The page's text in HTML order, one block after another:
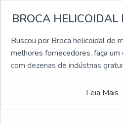
BROCA HELICOIDAL
Buscou por Broca helicoidal de
melhores fornecedores, faça
com dezenas de indústrias
Leia Mais